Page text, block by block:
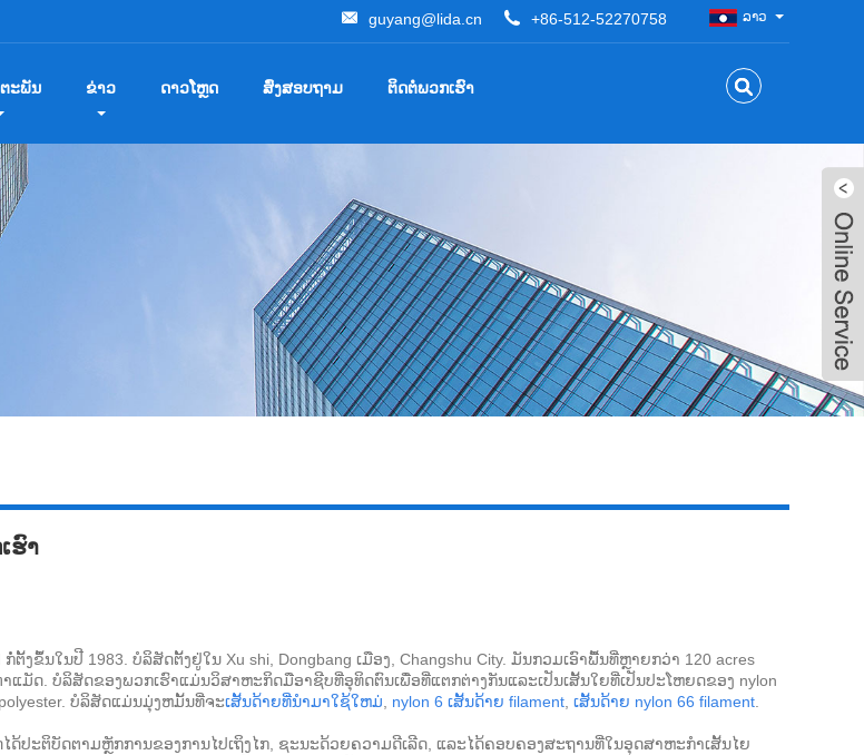
+86-512-52270758
guyang@lida.cn ລາວ
ະພັນ ຂ່າວ ດາວໂຫຼດ ສົ່ງສອບຖາມ ຕິດຕໍ່ພວກເຮົາ
ຮົາ
ກໍ່ຕັ້ງຂຶ້ນໃນປີ 1983. ບໍລິສັດຕັ້ງຢູ່ໃນ Xu shi, Dongbang ເມືອງ, Changshu City. ມັນກວມເອົາພື້ນທີ່ຫຼາຍກວ່າ 120 acres
ແມັດ. ບໍລິສັດຂອງພວກເຮົາແມ່ນວິສາຫະກິດມືອາຊີບທີ່ອຸທິດຕົນເພື່ອທີ່ແຕກຕ່າງກັນແລະເປັນເສັ້ນໃຍທີ່ເປັນປະໂຫຍດຂອງ nylon
ບໍລິສັດແມ່ນມຸ່ງຫມັ້ນທີ່ຈະເສັ້ນດ້າຍທີ່ນໍາມາໃຊ້ໃຫມ່ nylon 6 ເສັ້ນດ້າຍ filament ,ເສັ້ນດ້າຍ nylon 66 filament
ດ້ປະຕິບັດຕາມຫຼັກການຂອງການໄປເຖິງໄກ, ຊະນະດ້ວຍຄວາມດີເລີດ, ແລະໄດ້ຄອບຄອງສະຖານທີ່ໃນອຸດສາຫະກໍາເສັ້ນໄຍ